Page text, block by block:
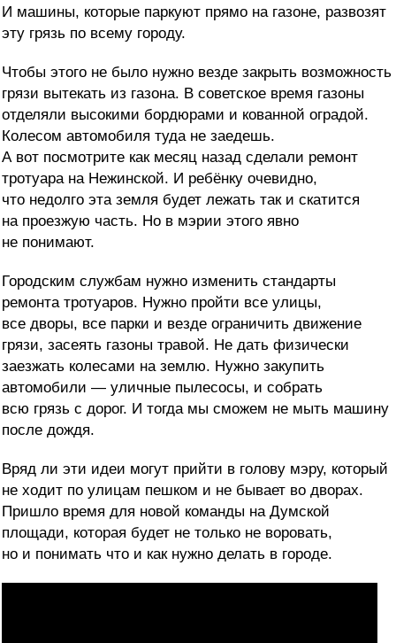
И машины, которые паркуют прямо на газоне, развозят
эту грязь по всему городу.
Чтобы этого не было нужно везде закрыть возможность
грязи вытекать из газона. В советское время газоны
отделяли высокими бордюрами и кованной оградой.
Колесом автомобиля туда не заедешь.
А вот посмотрите как месяц назад сделали ремонт
тротуара на Нежинской. И ребёнку очевидно,
что недолго эта земля будет лежать так и скатится
на проезжую часть. Но в мэрии этого явно
не понимают.
Городским службам нужно изменить стандарты
ремонта тротуаров. Нужно пройти все улицы,
все дворы, все парки и везде ограничить движение
грязи, засеять газоны травой. Не дать физически
заезжать колесами на землю. Нужно закупить
автомобили — уличные пылесосы, и собрать
всю грязь с дорог. И тогда мы сможем не мыть машину
после дождя.
Вряд ли эти идеи могут прийти в голову мэру, который
не ходит по улицам пешком и не бывает во дворах.
Пришло время для новой команды на Думской
площади, которая будет не только не воровать,
но и понимать что и как нужно делать в городе.